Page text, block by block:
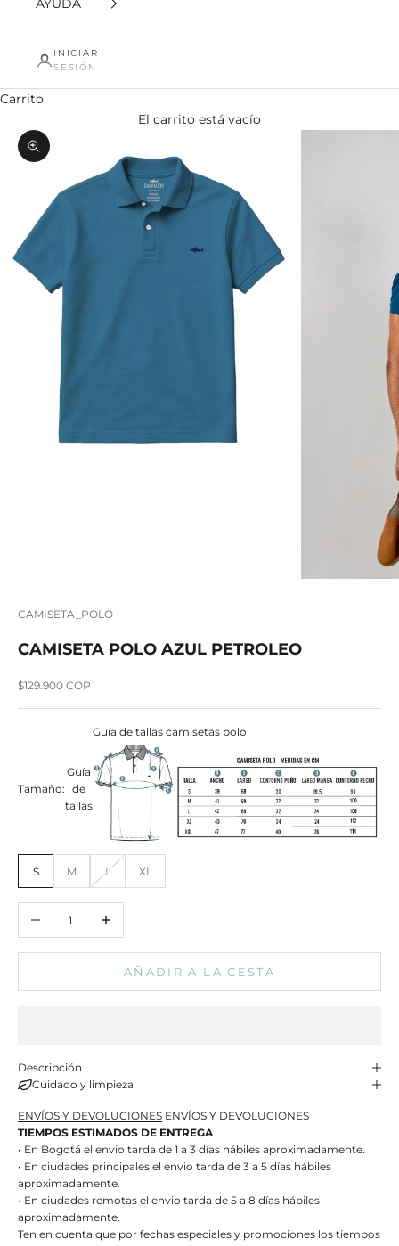
AYUDA
INICIAR
SESIÓN
Carrito
El carrito está vacío
Zoom
CAMISETA_POLO
CAMISETA POLO AZUL PETROLEO
Precio de oferta
$129.900 COP
Tamaño:
Guía
de
tallas
Guía de tallas camisetas polo
S M L XL
AÑADIR A LA CESTA
Descripción
Cuidado y limpieza
ENVÍOS Y DEVOLUCIONES ENVÍOS Y DEVOLUCIONES
TIEMPOS ESTIMADOS DE ENTREGA
• En Bogotá el envio tarda de 1 a 3 días hábiles aproximadamente.
• En ciudades principales el envio tarda de 3 a 5 días hábiles
aproximadamente.
• En ciudades remotas el envio tarda de 5 a 8 días hábiles
aproximadamente.
Ten en cuenta que por fechas especiales y promociones los tiempos